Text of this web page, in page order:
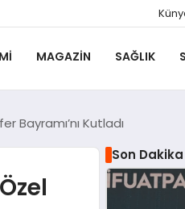
MAGAZIN SAĞLIK
Bayramı’nı Kutladı
Son Dakika